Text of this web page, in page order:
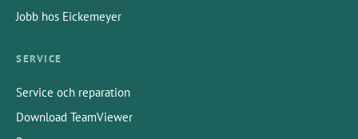
Jobb hos Eickemeyer
SERVICE
Service och reparation
Download TeamViewer